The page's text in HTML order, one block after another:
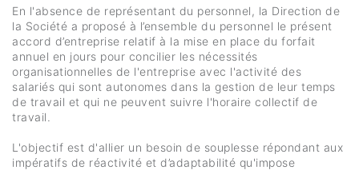
En l'absence de représentant du personnel, la Direction de
la Société a proposé à l’ensemble du personnel le présent
accord d’entreprise relatif à la mise en place du forfait
annuel en jours pour concilier les nécessités
organisationnelles de l'entreprise avec l'activité des
salariés qui sont autonomes dans la gestion de leur temps
de travail et qui ne peuvent suivre l'horaire collectif de
travail.
L'objectif est d'allier un besoin de souplesse répondant aux
impératifs de réactivité et d’adaptabilité qu'impose